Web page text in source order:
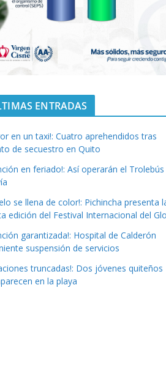
ENTRADAS
en un taxi!: Cuatro aprehendidos tras
de secuestro en Quito
en feriado!: Así operarán el Trolebús
se llena de color!: Pichincha presenta
edición del Festival Internacional del
garantizada!: Hospital de Calderón
suspensión de servicios
truncadas!: Dos jóvenes quiteños
en la playa